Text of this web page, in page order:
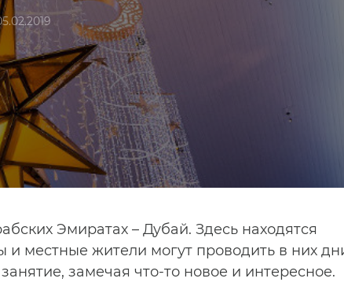
Эмиратах – Дубай. Здесь находятся
местные жители могут проводить в них
замечая что-то новое и интересное.